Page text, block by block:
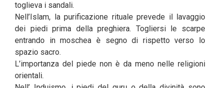
toglieva i sandali.
Nell’Islam, la purificazione rituale prevede il lavaggio
dei piedi prima della preghiera. Togliersi le scarpe
entrando in moschea è segno di rispetto verso lo
spazio sacro.
L’importanza del piede non è da meno nelle religioni
orientali.